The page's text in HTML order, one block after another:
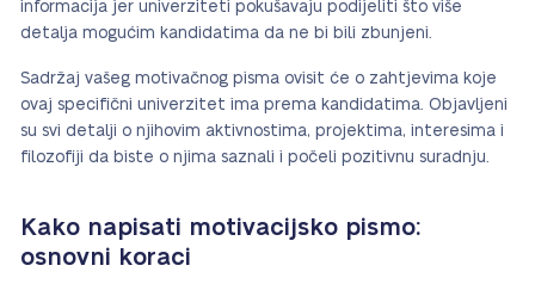
informacija jer univerziteti pokušavaju podijeliti što više
detalja mogućim kandidatima da ne bi bili zbunjeni.
Sadržaj vašeg motivačnog pisma ovisit će o zahtjevima koje
ovaj specifični univerzitet ima prema kandidatima. Objavljeni
su svi detalji o njihovim aktivnostima, projektima, interesima i
filozofiji da biste o njima saznali i počeli pozitivnu suradnju.
Kako napisati motivacijsko pismo:
osnovni koraci